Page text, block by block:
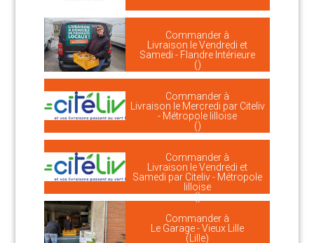
Commander à
Livraison le Vendredi et
Samedi - Flandre Intérieure
()
Commander à
Livraison le Mercredi par Citeliv
- Métropole lilloise
()
Commander à
Livraison le Vendredi et
Samedi par Citeliv - Métropole
lilloise
()
Commander à
Le Garage - Vieux Lille
(Lille)